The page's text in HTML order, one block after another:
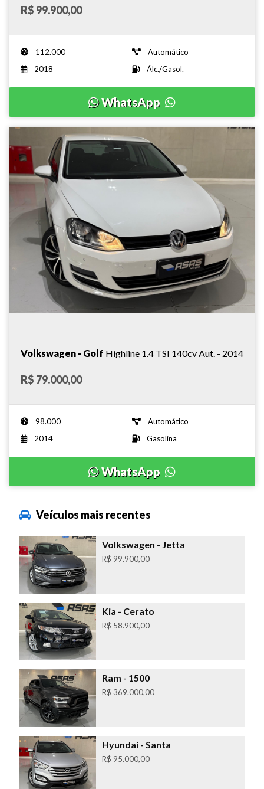
R$ 99.900,00
112.000
Automático
2018
Álc./Gasol.
WhatsApp
Volkswagen - Golf Highline 1.4 TSI 140cv Aut. - 2014
R$ 79.000,00
98.000
Automático
2014
Gasolina
WhatsApp
Veículos mais recentes
Volkswagen - Jetta
R$ 99.900,00
Kia - Cerato
R$ 58.900,00
Ram - 1500
R$ 369.000,00
Hyundai- Santa
R$ 95.000,00